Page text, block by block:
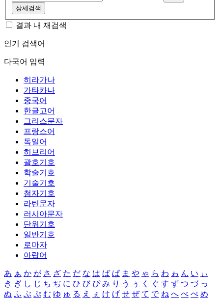
상세검색
결과 내 재검색
인기 검색어
다국어 입력
히라가나
가타카나
중국어
한글고어
그리스문자
프랑스어
독일어
히브리어
괄호기호
학술기호
기술기호
첨자기호
라틴문자
러시아문자
단위기호
일반기호
로마자
아랍어
あ ぁ か が さ ざ た だ な は ば ぱ ま や ゃ ら わ ゎ ん い ぃ
き ぎ し じ ち ぢ に ひ び ぴ み り う ぅ く ぐ す ず つ づ っ
ぬ ふ ぶ ぷ む ゆ ゅ る え ぇ け げ せ ぜ て で ね へ べ ぺ め